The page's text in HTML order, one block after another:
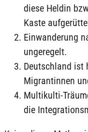
diese Heldin
Kaste
Einwanderung
ungeregelt.
Deutschland ist
Migrantinnen
Multikulti-
die